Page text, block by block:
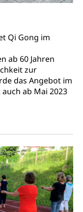
Qi Gong im
ab 60 Jahren
zur
das Angebot im
ab Mai 2023